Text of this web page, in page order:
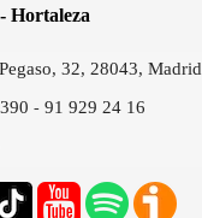
Hortaleza
32, 28043, Madrid
-91 929 24 16